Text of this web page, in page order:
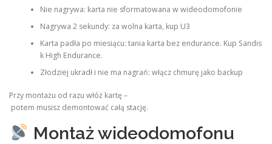
Nie nagrywa: karta nie sformatowana w wideodomofonie
Nagrywa 2 sekundy: za wolna karta, kup U3
Karta padła po miesiącu: tania karta bez endurance. Kup Sandis
k High Endurance.
Złodziej ukradł i nie ma nagrań: włącz chmurę jako backup
Przy montażu od razu włóż kartę –
potem musisz demontować całą stację.
Montaż wideodomofonu